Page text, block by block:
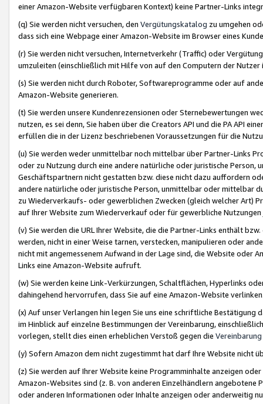
einer Amazon-Website verfügbaren Kontext) keine Partner-Links
(q) Sie werden nicht versuchen, den Vergütungskatalog zu umgehen
dass sich eine Webpage einer Amazon-Website im Browser eines
(r) Sie werden nicht versuchen, Internetverkehr (Traffic) oder
umzuleiten (einschließlich mit Hilfe von auf den Computern der
(s) Sie werden nicht durch Roboter, Softwareprogramme oder auf
Amazon-Website generieren.
(t) Sie werden unsere Kundenrezensionen oder Sternebewertungen
nutzen, es sei denn, Sie haben über die Creators API und die PA API
erfüllen die in der Lizenz beschriebenen Voraussetzungen für die
(u) Sie werden weder unmittelbar noch mittelbar über Partner-Links
oder zu Nutzung durch eine andere natürliche oder juristische
Geschäftspartnern nicht gestatten bzw. diese nicht dazu auffordern
andere natürliche oder juristische Person, unmittelbar oder mittelbar
zu Wiederverkaufs- oder gewerblichen Zwecken (gleich welcher Art)
auf Ihrer Website zum Wiederverkauf oder für gewerbliche
(v) Sie werden die URL Ihrer Website, die die Partner-Links enthält
werden, nicht in einer Weise tarnen, verstecken, manipulieren oder
nicht mit angemessenem Aufwand in der Lage sind, die Website oder
Links eine Amazon-Website aufruft.
(w) Sie werden keine Link-Verkürzungen, Schaltflächen, Hyperlinks
dahingehend hervorrufen, dass Sie auf eine Amazon-Website
(x) Auf unser Verlangen hin legen Sie uns eine schriftliche
im Hinblick auf einzelne Bestimmungen der Vereinbarung,
vorlegen, stellt dies einen erheblichen Verstoß gegen die Vereinbarung
(y) Sofern Amazon dem nicht zugestimmt hat darf Ihre Website nicht
(z) Sie werden auf Ihrer Website keine Programminhalte anzeigen
Amazon-Websites sind (z. B. von anderen Einzelhändlern
oder anderen Informationen oder Inhalte anzeigen oder anderweitig